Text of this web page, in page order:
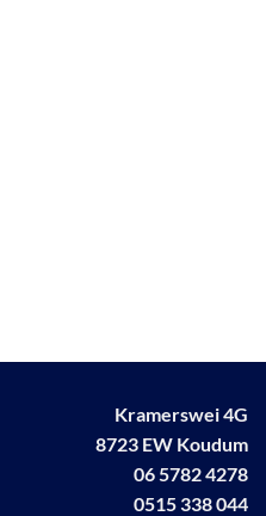
Kramerswei 4G
8723 EW Koudum
06 5782 4278
0515 338 044